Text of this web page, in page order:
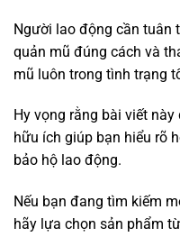
Người lao động cần tuân
quản mũ đúng cách và
mũ luôn trong tình trạng
Hy vọng rằng bài viết
hữu ích giúp bạn hiểu rõ
bảo hộ lao động.
Nếu bạn đang tìm kiếm
hãy lựa chọn sản phẩm